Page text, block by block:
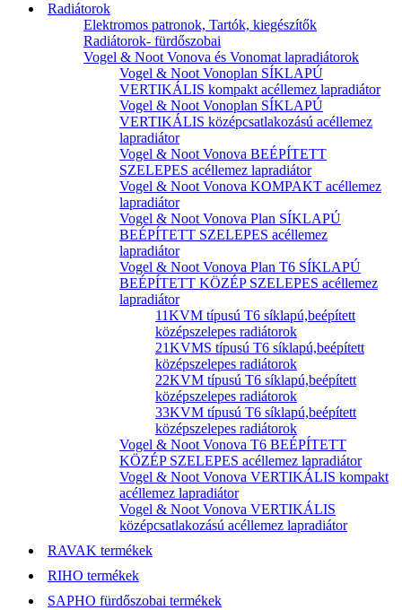
Radiátorok
Elektromos patronok, Tartók, kiegészítők
Radiátorok- fürdőszobai
Vogel & Noot Vonova és Vonomat lapradiátorok
Vogel & Noot Vonoplan SÍKLAPÚ
VERTIKÁLIS kompakt acéllemez lapradiátor
Vogel & Noot Vonoplan SÍKLAPÚ
VERTIKÁLIS középcsatlakozású acéllemez
lapradiátor
Vogel & Noot Vonova BEÉPÍTETT
SZELEPES acéllemez lapradiátor
Vogel & Noot Vonova KOMPAKT acéllemez
lapradiátor
Vogel & Noot Vonova Plan SÍKLAPÚ
BEÉPÍTETT SZELEPES acéllemez
lapradiátor
Vogel & Noot Vonova Plan T6 SÍKLAPÚ
BEÉPÍTETT KÖZÉP SZELEPES acéllemez
lapradiátor
11KVM típusú T6 síklapú,beépített
középszelepes radiátorok
21KVMS típusú T6 síklapú,beépített
középszelepes radiátorok
22KVM típusú T6 síklapú,beépített
középszelepes radiátorok
33KVM típusú T6 síklapú,beépített
középszelepes radiátorok
Vogel & Noot Vonova T6 BEÉPÍTETT
KÖZÉP SZELEPES acéllemez lapradiátor
Vogel & Noot Vonova VERTIKÁLIS kompakt
acéllemez lapradiátor
Vogel & Noot Vonova VERTIKÁLIS
középcsatlakozású acéllemez lapradiátor
RAVAK termékek
RIHO termékek
SAPHO fürdőszobai termékek